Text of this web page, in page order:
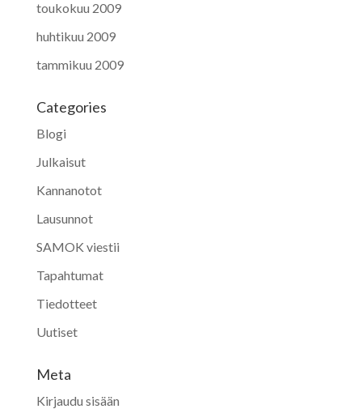
toukokuu 2009
huhtikuu 2009
tammikuu 2009
Categories
Blogi
Julkaisut
Kannanotot
Lausunnot
SAMOK viestii
Tapahtumat
Tiedotteet
Uutiset
Meta
Kirjaudu sisään